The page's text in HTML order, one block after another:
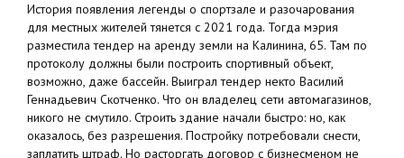
История появления легенды о спортзале и разочарования
для местных жителей тянется с 2021 года. Тогда мэрия
разместила тендер на аренду земли на Калинина, 65. Там по
протоколу должны были построить спортивный объект,
возможно, даже бассейн. Выиграл тендер некто Василий
Геннадьевич Скотченко. Что он владелец сети автомагазинов,
никого не смутило. Строить здание начали быстро: но, как
оказалось, без разрешения. Постройку потребовали снести,
заплатить штраф. Но расторгать договор с бизнесменом не